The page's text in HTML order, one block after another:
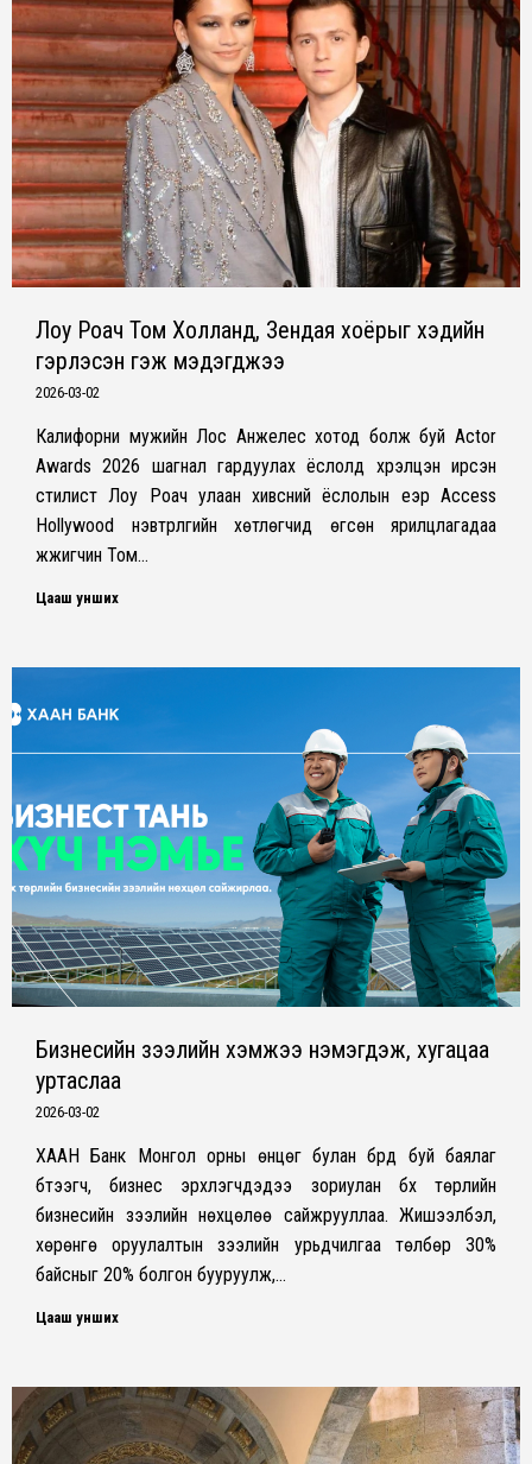
Лоу Роач Том Холланд, Зендая хоёрыг хэдийн
гэрлэсэн гэж мэдэгджээ
2026-03-02
Калифорни мужийн Лос Анжелес хотод болж буй Actor
Awards 2026 шагнал гардуулах ёслолд хүрэлцэн ирсэн
стилист Лоу Роач улаан хивсний ёслолын үеэр Access
Hollywood нэвтрүүлгийн хөтлөгчид өгсөн ярилцлагадаа
жүжигчин Том…
Цааш унших
Бизнесийн зээлийн хэмжээ нэмэгдэж, хугацаа
уртаслаа
2026-03-02
ХААН Банк Монгол орны өнцөг булан бүрд буй баялаг
бүтээгч, бизнес эрхлэгчдэдээ зориулан бүх төрлийн
бизнесийн зээлийн нөхцөлөө сайжрууллаа. Жишээлбэл,
хөрөнгө оруулалтын зээлийн урьдчилгаа төлбөр 30%
байсныг 20% болгон бууруулж,…
Цааш унших